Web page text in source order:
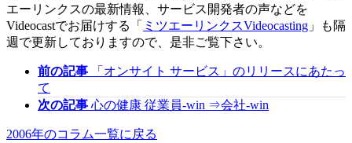
エーリンクスの最新情報、サービス開発者の声などを
Videocastでお届けする「 ミツエーリンクスVideocasting 」も隔
週で更新しておりますので、是非ご覧下さい。
前の記事
「オンサイト サービス」のリリースにあたっ
て
次の記事 心の健康 従業員-win ⇒会社-win
2006年のコラム一覧に戻る